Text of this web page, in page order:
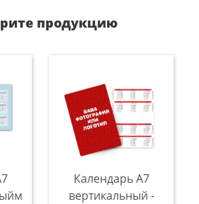
продукцию
Календарь A7
вертикальный -